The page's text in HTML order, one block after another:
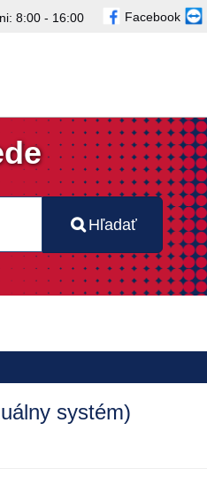
Facebook
8:00 - 16:00
Hľadať
systém)